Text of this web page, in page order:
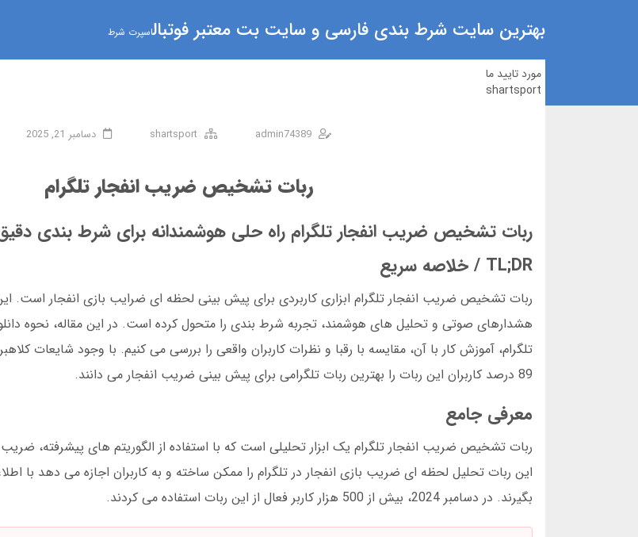
بهترین سایت شرط بندی فارسی و سایت بت معتبر فوتبالاسپرت شرط
مورد تایید ما
shartsport
admin74389
shartsport دسامبر 21, 2025
ربات تشخیص ضریب انفجار تلگرام
ربات تشخیص ضریب انفجار تلگرام راه حلی هوشمندانه برای شرط بندی دقیق در
TL;DR / خلاصه سریع
هشدارهای صوتی و تحلیل های هوشمند، تجربه شرط بندی را متحول کرده است. در این مقاله، نحوه
89 درصد کاربران این ربات را بهترین ربات تلگرامی برای پیش بینی ضریب انفجار می دانند.
معرفی جامع
ربات تشخیص ضریب انفجار تلگرام یک ابزار تحلیلی است که با استفاده از الگوریتم های پیشرفته،
این ربات تحلیل لحظه ای ضریب بازی انفجار در تلگرام را ممکن ساخته و به کاربران اجازه می دهد با
بگیرند. در دسامبر 2024، بیش از 500 هزار کاربر فعال از این ربات استفاده می کردند.